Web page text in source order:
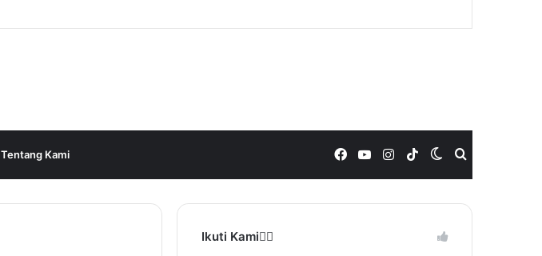
Tentang Kami Switch
skin
TikTok
Instagram
YouTube
Facebook
Ikuti Kami❤️‍🔥